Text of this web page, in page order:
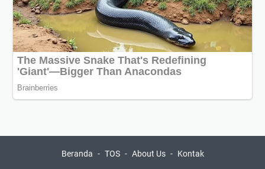
Beranda TOS About Us Kontak